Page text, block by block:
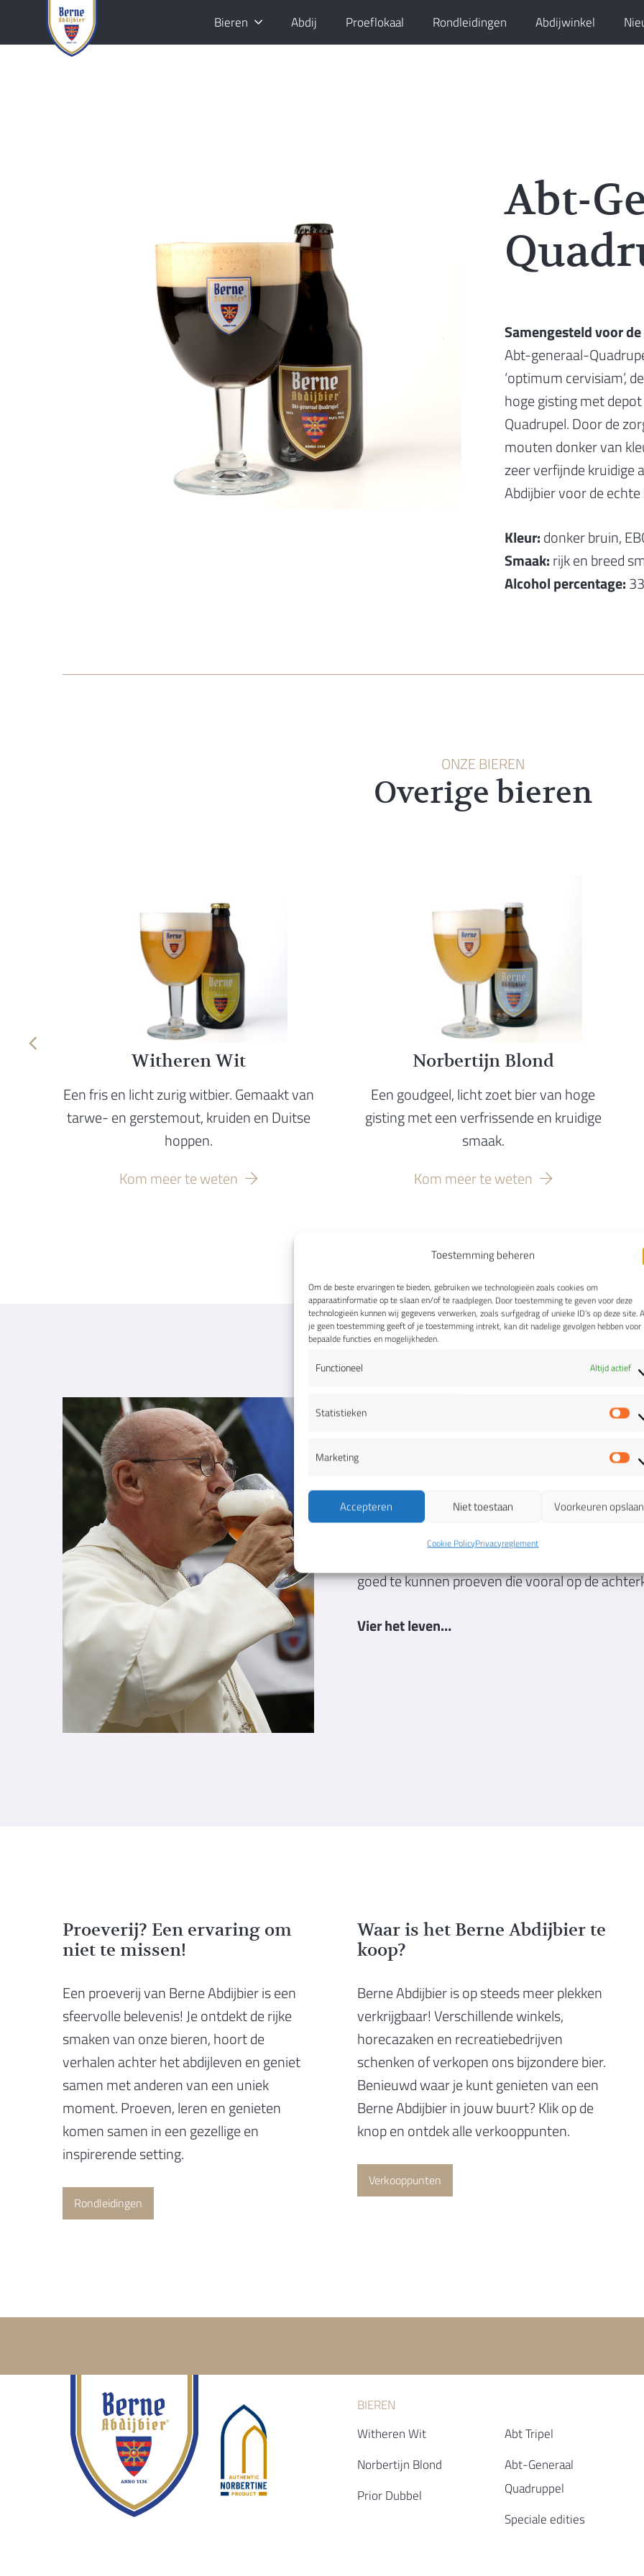
Toestemming beheren
Om de beste ervaringen te bieden, gebruiken we technologieën zoals cookies om
apparaatinformatie op te slaan en/of te raadplegen. Door toestemming te geven voor deze
technologieën kunnen wij gegevens verwerken, zoals surfgedrag of unieke ID’s op deze site.
je geen toestemming geeft of je toestemming intrekt, kan dit nadelige gevolgen hebben voor
bepaalde functies en mogelijkheden.
Functioneel Altijd actief
Statistieken
Marketing
Accepteren Niet toestaan Voorkeuren opslaan
Cookie PolicyPrivacyreglement
Bieren Abdij Proeflokaal Rondleidingen Abdijwinkel
Abt-
Samengesteld voor
Abt-generaal-
‘optimum cervisiam’,
hoge gisting met
Quadrupel. Door de
mouten donker van
zeer verfijnde kruidige
Abdijbier voor de
Kleur:donker bruin,
Smaak:rijk en breed
Alcohol percentage:
ONZE BIEREN
Overige bieren
Witheren Wit
Een fris en licht zurig witbier. Gemaakt van
tarwe- en gerstemout, kruiden en Duitse
hoppen.
Kom meer te weten
Norbertijn Blond
Een goudgeel, licht zoet bier van hoge
gisting met een verfrissende en kruidige
smaak.
Kom meer te weten
Zo komt de smaak
Om de smaak van het bier goed te proeven
aroma vrij te laten komen en aan het bier te
breng je het bier naar achteren, dan weer naar
je het door. Dan heeft het bier alle delen van
zijflanken. Met name het doorslikken van het
goed te kunnen proeven die vooral op de
Vier het leven…
Proeverij? Een ervaring om
niet te missen!
Een proeverij van Berne Abdijbier is een
sfeervolle belevenis! Je ontdekt de rijke
smaken van onze bieren, hoort de
verhalen achter het abdijleven en geniet
samen met anderen van een uniek
moment. Proeven, leren en genieten
komen samen in een gezellige en
inspirerende setting.
Rondleidingen
Waar is het Berne Abdijbier te
koop?
Berne Abdijbier is op steeds meer plekken
verkrijgbaar! Verschillende winkels,
horecazaken en recreatiebedrijven
schenken of verkopen ons bijzondere bier.
Benieuwd waar je kunt genieten van een
Berne Abdijbier in jouw buurt? Klik op de
knop en ontdek alle verkooppunten.
Verkooppunten
BIEREN
Witheren Wit
Norbertijn Blond
Prior Dubbel
Abt Tripel
Abt-Generaal
Quadruppel
Speciale edities